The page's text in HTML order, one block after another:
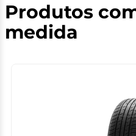
Produtos
medida